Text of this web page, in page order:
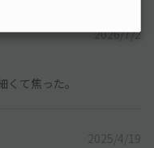
2026/7/2
て焦った。
2025/4/19